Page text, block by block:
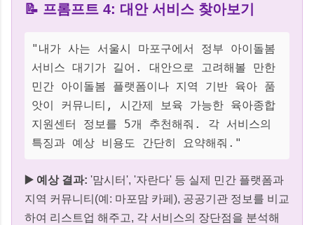
📝 프롬프트 4: 대안 서비스 찾아보기
"내가 사는 서울시 마포구에서 정부 아이돌봄
서비스 대기가 길어. 대안으로 고려해볼 만한
민간 아이돌봄 플랫폼이나 지역 기반 육아 품
앗이 커뮤니티, 시간제 보육 가능한 육아종합
지원센터 정보를 5개 추천해줘. 각 서비스의
특징과 예상 비용도 간단히 요약해줘."
▶️ 예상 결과: '맘시터', '자란다' 등 실제 민간 플랫폼과
지역 커뮤니티(예: 마포맘 카페), 공공기관 정보를 비교
하여 리스트업 해주고, 각 서비스의 장단점을 분석해